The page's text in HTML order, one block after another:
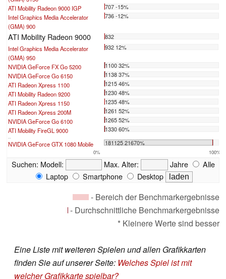
ATI Mobility Radeon 9000 IGP
707 -15%
Intel Graphics Media Accelerator
(GMA) 900
736 -12%
ATI Mobility Radeon 9000
832
Intel Graphics Media Accelerator
(GMA) 950
932 12%
NVIDIA GeForce FX Go 5200
1100 32%
NVIDIA GeForce Go 6150
1138 37%
ATI Radeon Xpress 1100
1215 46%
ATI Mobility Radeon 9200
1230 48%
ATI Radeon Xpress 1150
1235 48%
ATI Radeon Xpress 200M
1261 52%
NVIDIA GeForce Go 6100
1265 52%
ATI Mobility FireGL 9000
1330 60%
...
NVIDIA GeForce GTX 1080 Mobile 181125 21670%
0% 100%
Suchen: Modell: Max. Alter: Jahre
Alle
Laptop
Smartphone Desktop
- Bereich der Benchmarkergebnisse
- Durchschnittliche Benchmarkergebnisse
* Kleinere Werte sind besser
Eine Liste mit weiteren Spielen und allen Grafikkarten
finden Sie auf unserer Seite: Welches Spiel ist mit
welcher Grafikkarte spielbar?